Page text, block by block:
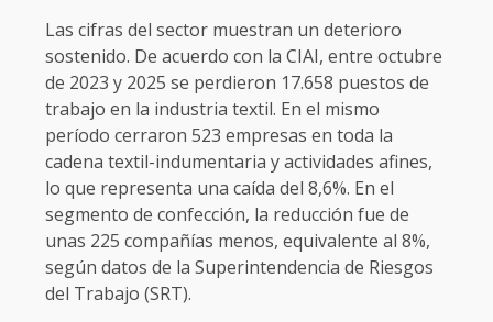
Las cifras del sector muestran un deterioro
sostenido. De acuerdo con la CIAI, entre octubre
de 2023 y 2025 se perdieron 17.658 puestos de
trabajo en la industria textil. En el mismo
período cerraron 523 empresas en toda la
cadena textil-indumentaria y actividades afines,
lo que representa una caída del 8,6%. En el
segmento de confección, la reducción fue de
unas 225 compañías menos, equivalente al 8%,
según datos de la Superintendencia de Riesgos
del Trabajo (SRT).